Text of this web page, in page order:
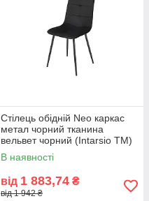
Стілець обідній Neo каркас
метал чорний тканина
вельвет чорний (Intarsio TM)
В наявності
від 1 883,74 ₴
від 1 942 ₴